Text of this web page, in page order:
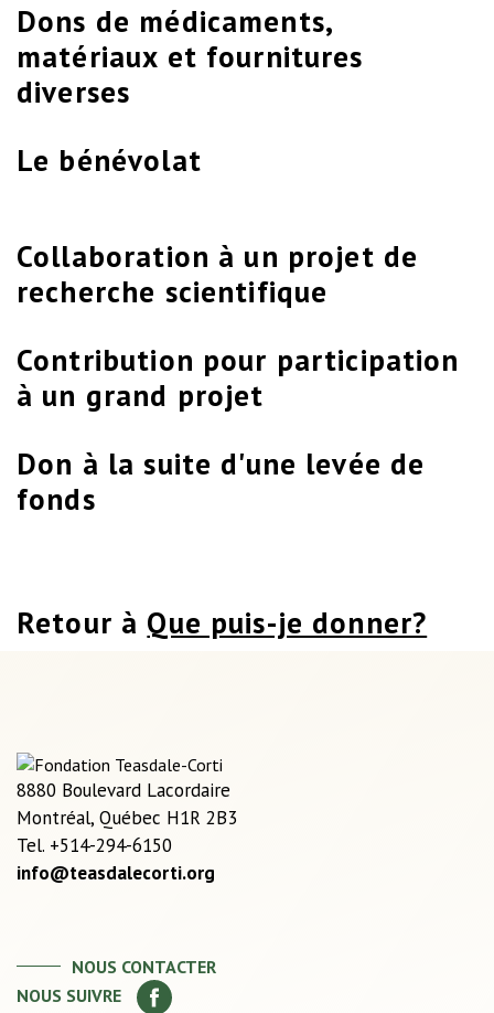
Dons de médicaments,
matériaux et fournitures
diverses
Le bénévolat
Collaboration à un projet de
recherche scientifique
Contribution pour participation
à un grand projet
Don à la suite d'une levée de
fonds
Retour à Que puis-je donner?
8880 Boulevard Lacordaire
Montréal, Québec H1R 2B3
Tel. +514-294-6150
info@teasdalecorti.org
NOUS CONTACTER
NOUS SUIVRE